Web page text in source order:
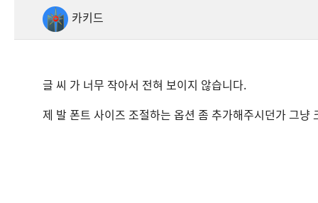
카키드
글 씨 가 너무 작아서 전혀 보이지 않습니다.
제 발 폰트 사이즈 조절하는 옵션 좀 추가해주시던가 그냥